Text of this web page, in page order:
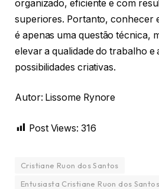
organizado, eficiente e com
superiores. Portanto, conhecer
é apenas uma questão técnica,
elevar a qualidade do trabalho e
possibilidades criativas.
Autor: Lissome Rynore
Post Views: 316
Cristiane Ruon dos Santos
Entusiasta Cristiane Ruon dos Santos